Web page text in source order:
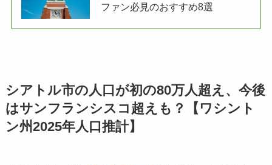
ファン必見のおすすめ8選
シアトル市の人口が初の80万人超え、今後
はサンフランシスコ超えも？【ワシント
ン州2025年人口推計】